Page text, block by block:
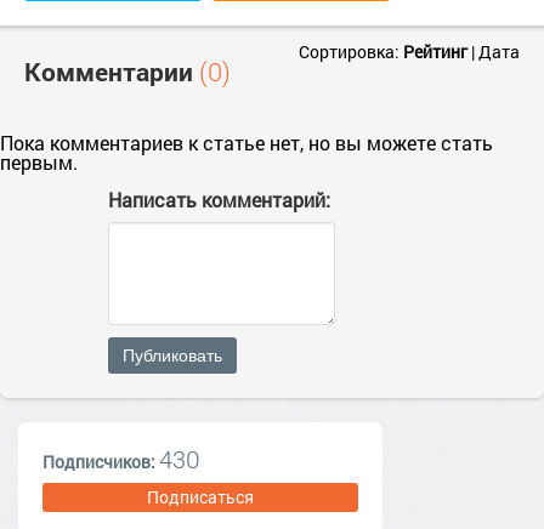
Комментарии (0)
Сортировка: Рейтинг|Дата
Пока комментариев к статье нет, но вы можете стать
первым.
Написать комментарий:
Публиковать
Подписчиков: 430
Подписаться